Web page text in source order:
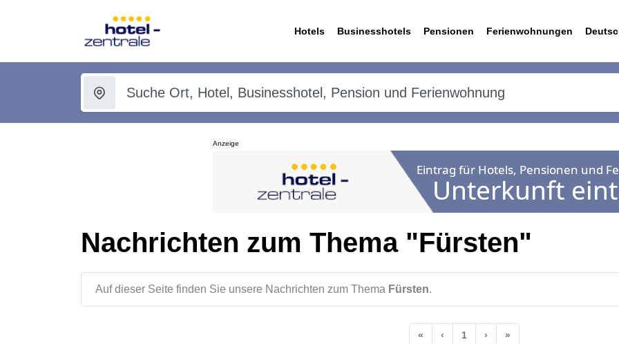
Hotels Businesshotels Pensionen Ferienwohnungen
Anzeige
Nachrichten zum Thema "Fürsten"
Auf dieser Seite finden Sie unsere Nachrichten zum Thema Fürsten.
« ‹ 1 › »